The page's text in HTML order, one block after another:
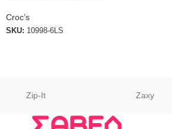
Croc’s
SKU: 10998-6LS
Zip-It Zaxy